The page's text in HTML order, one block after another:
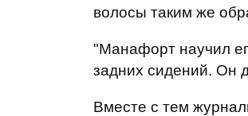
волосы таким же
"Манафорт научил
задних сидений. Он
Вместе с тем